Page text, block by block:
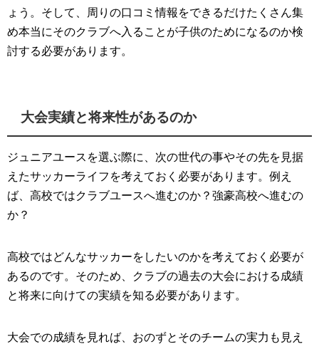
ょう。そして、周りの口コミ情報をできるだけたくさん集
め本当にそのクラブへ入ることが子供のためになるのか検
討する必要があります。
大会実績と将来性があるのか
ジュニアユースを選ぶ際に、次の世代の事やその先を見据
えたサッカーライフを考えておく必要があります。例え
ば、高校ではクラブユースへ進むのか？強豪高校へ進むの
か？
高校ではどんなサッカーをしたいのかを考えておく必要が
あるのです。そのため、クラブの過去の大会における成績
と将来に向けての実績を知る必要があります。
大会での成績を見れば、おのずとそのチームの実力も見え